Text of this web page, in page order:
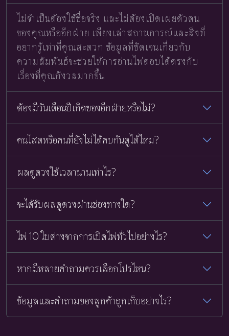
ไม่จำเป็นต้องใช้ชื่อจริง และไม่ต้องเปิดเผยตัวตน
ของคุณหรืออีกฝ่าย เพียงเล่าสถานการณ์และสิ่งที่
อยากรู้เท่าที่คุณสะดวก ข้อมูลที่ชัดเจนเกี่ยวกับ
ความสัมพันธ์จะช่วยให้การอ่านไพ่ตอบได้ตรงกับ
เรื่องที่คุณกังวลมากขึ้น
ต้องมีวันเดือนปีเกิดของอีกฝ่ายหรือไม่?
คนโสดหรือคนที่ยังไม่ได้คบกันดูได้ไหม?
ผลดูดวงใช้เวลานานเท่าไร?
จะได้รับผลดูดวงผ่านช่องทางใด?
ไพ่ 10 ใบต่างจากการเปิดไพ่ทั่วไปอย่างไร?
หากมีหลายคำถามควรเลือกโปรไหน?
ข้อมูลและคำถามของลูกค้าถูกเก็บอย่างไร?